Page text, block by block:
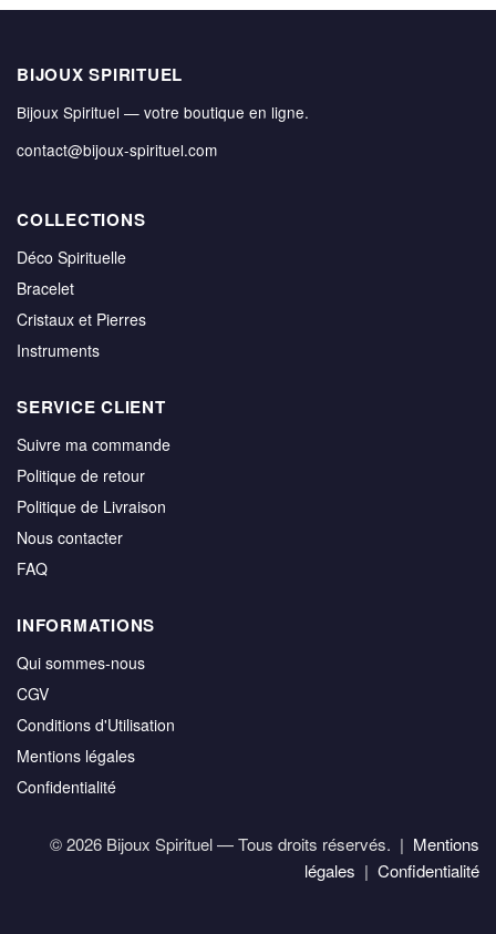
BIJOUX SPIRITUEL
Bijoux Spirituel — votre boutique en ligne.
contact@bijoux-spirituel.com
COLLECTIONS
Déco Spirituelle
Bracelet
Cristaux et Pierres
Instruments
SERVICE CLIENT
Suivre ma commande
Politique de retour
Politique de Livraison
Nous contacter
FAQ
INFORMATIONS
Qui sommes-nous
CGV
Conditions d'Utilisation
Mentions légales
Confidentialité
© 2026 Bijoux Spirituel — Tous droits réservés. | Mentions
légales | Confidentialité